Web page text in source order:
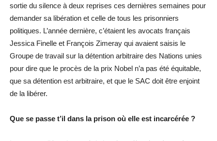
sortie du silence à deux reprises ces dernières semaines pour
demander sa libération et celle de tous les prisonniers
politiques. L’année dernière, c’étaient les avocats français
Jessica Finelle et François Zimeray qui avaient saisis le
Groupe de travail sur la détention arbitraire des Nations unies
pour dire que le procès de la prix Nobel n’a pas été équitable,
que sa détention est arbitraire, et que le SAC doit être enjoint
de la libérer.
Que se passe t’il dans la prison où elle est incarcérée ?